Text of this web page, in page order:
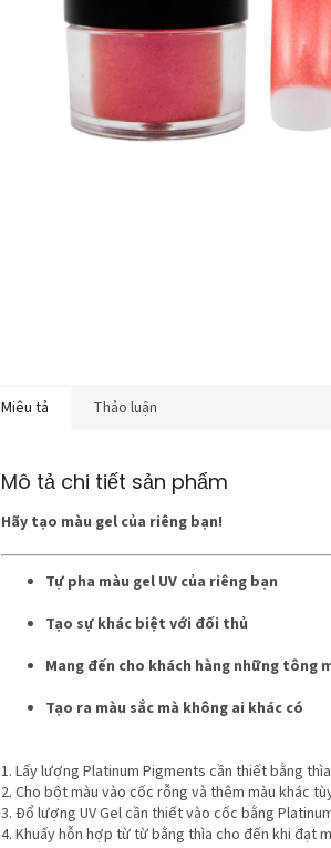
Miêu tả Thảo luận
Mô tả chi tiết sản phẩm
Hãy tạo màu gel của riêng bạn!
Tự pha màu gel UV của riêng bạn
Tạo sự khác biệt với đối thủ
Mang đến cho khách hàng những tông
Tạo ra màu sắc mà không ai khác có
1. Lấy lượng Platinum Pigments cần thiết bằng
2. Cho bột màu vào cốc rỗng và thêm màu khác
3. Đổ lượng UV Gel cần thiết vào cốc bằng
4. Khuấy hỗn hợp từ từ bằng thìa cho đến khi đạt